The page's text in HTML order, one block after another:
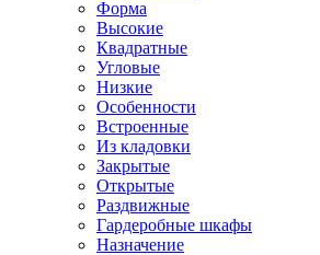
Форма
Высокие
Квадратные
Угловые
Низкие
Особенности
Встроенные
Из кладовки
Закрытые
Открытые
Раздвижные
Гардеробные шкафы
Назначение